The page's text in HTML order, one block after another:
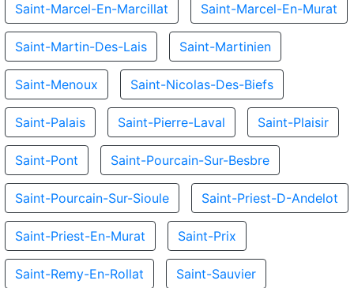
Saint-Marcel-En-Marcillat Saint-Marcel-En-Murat
Saint-Martin-Des-Lais Saint-Martinien
Saint-Menoux Saint-Nicolas-Des-Biefs
Saint-Palais Saint-Pierre-Laval Saint-Plaisir
Saint-Pont Saint-Pourcain-Sur-Besbre
Saint-Pourcain-Sur-Sioule Saint-Priest-D-Andelot
Saint-Priest-En-Murat Saint-Prix
Saint-Remy-En-Rollat Saint-Sauvier